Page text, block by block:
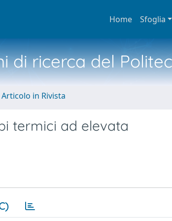
Home Sfoglia
di ricerca del
Articolo in Rivista
termici ad elevata